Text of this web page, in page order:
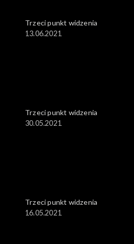
Trzeci punkt widzenia
13.06.2021
Trzeci punkt widzenia
30.05.2021
Trzeci punkt widzenia
16.05.2021